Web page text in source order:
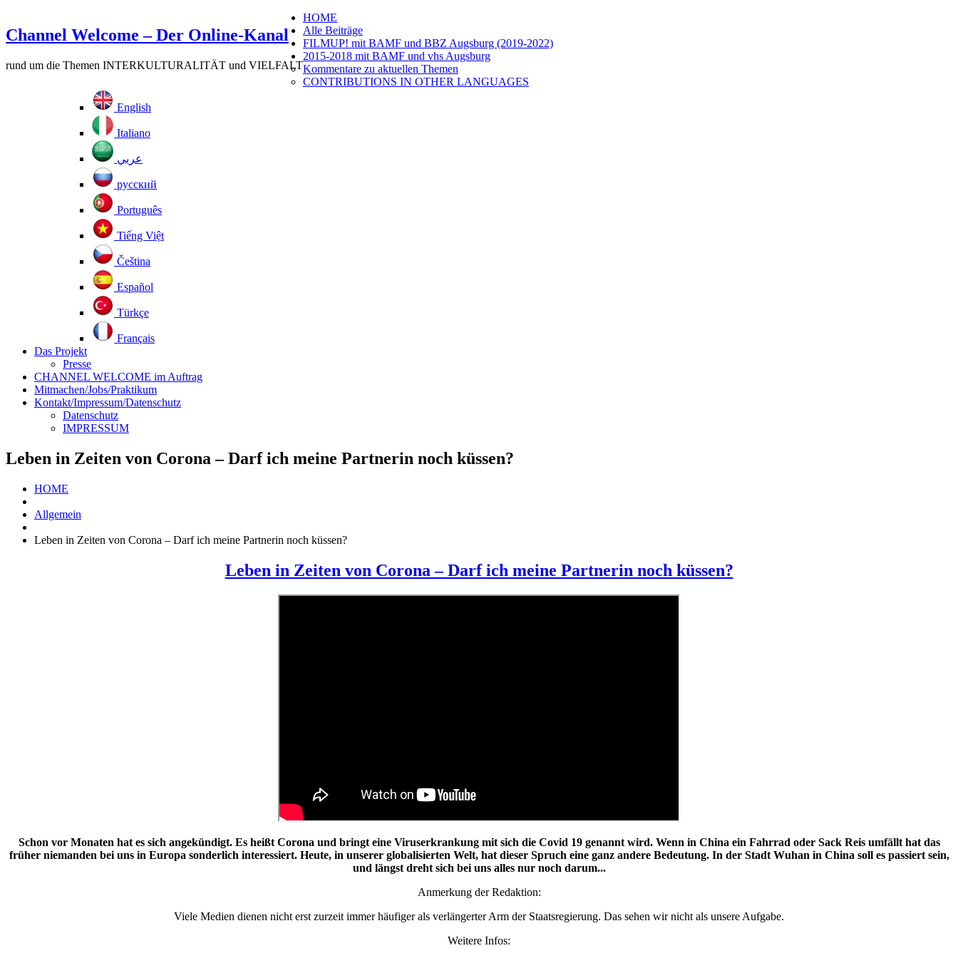
Channel Welcome – Der Online-Kanal
rund um die Themen INTERKULTURALITÄT und VIELFALT
HOME
Alle Beiträge
FILMUP! mit BAMF und BBZ Augsburg (2019-2022)
2015-2018 mit BAMF und vhs Augsburg
Kommentare zu aktuellen Themen
CONTRIBUTIONS IN OTHER LANGUAGES
English
Italiano
عربي
русский
Português
Tiếng Việt
Čeština
Español
Türkçe
Français
Das Projekt
Presse
CHANNEL WELCOME im Auftrag
Mitmachen/Jobs/Praktikum
Kontakt/Impressum/Datenschutz
Datenschutz
IMPRESSUM
Leben in Zeiten von Corona – Darf ich meine Partnerin noch küssen?
HOME
Allgemein
Leben in Zeiten von Corona – Darf ich meine Partnerin noch küssen?
Leben in Zeiten von Corona – Darf ich meine Partnerin noch küssen?
Schon vor Monaten hat es sich angekündigt. Es heißt Corona und bringt eine Viruserkrankung mit sich die Covid 19 genannt wird. Wenn in China ein Fahrrad oder Sack Reis umfällt hat das
früher niemanden bei uns in Europa sonderlich interessiert. Heute, in unserer globalisierten Welt, hat dieser Spruch eine ganz andere Bedeutung. In der Stadt Wuhan in China soll es passiert sein,
und längst dreht sich bei uns alles nur noch darum...
Anmerkung der Redaktion:
Viele Medien dienen nicht erst zurzeit immer häufiger als verlängerter Arm der Staatsregierung. Das sehen wir nicht als unsere Aufgabe.
Weitere Infos: